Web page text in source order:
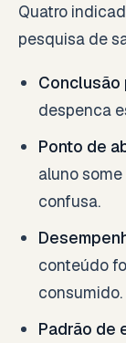
Quatro
pesquisa de
Conclusão
despenca
Ponto de
aluno
confusa.
conteúdo
consumido.
Padrão de